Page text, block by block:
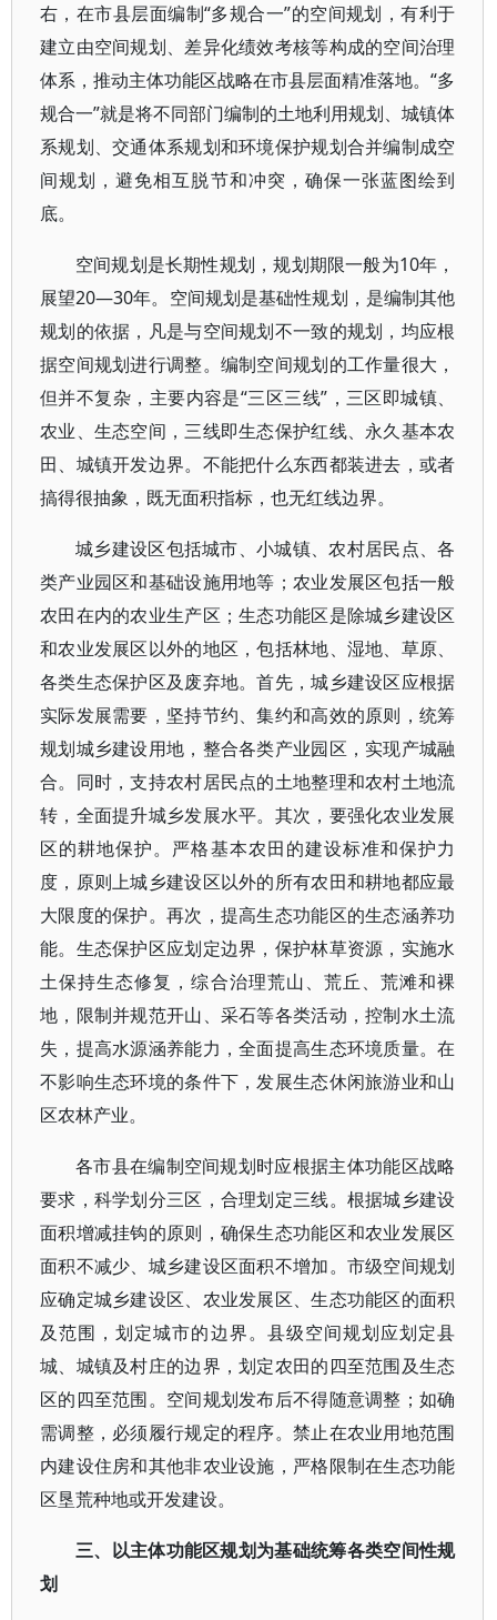
右，在市县层面编制“多规合一”的空间规划，有利于
建立由空间规划、差异化绩效考核等构成的空间治理
体系，推动主体功能区战略在市县层面精准落地。“多
规合一”就是将不同部门编制的土地利用规划、城镇体
系规划、交通体系规划和环境保护规划合并编制成空
间规划，避免相互脱节和冲突，确保一张蓝图绘到
底。
空间规划是长期性规划，规划期限一般为10年，
展望20—30年。空间规划是基础性规划，是编制其他
规划的依据，凡是与空间规划不一致的规划，均应根
据空间规划进行调整。编制空间规划的工作量很大，
但并不复杂，主要内容是“三区三线”，三区即城镇、
农业、生态空间，三线即生态保护红线、永久基本农
田、城镇开发边界。不能把什么东西都装进去，或者
搞得很抽象，既无面积指标，也无红线边界。
城乡建设区包括城市、小城镇、农村居民点、各
类产业园区和基础设施用地等；农业发展区包括一般
农田在内的农业生产区；生态功能区是除城乡建设区
和农业发展区以外的地区，包括林地、湿地、草原、
各类生态保护区及废弃地。首先，城乡建设区应根据
实际发展需要，坚持节约、集约和高效的原则，统筹
规划城乡建设用地，整合各类产业园区，实现产城融
合。同时，支持农村居民点的土地整理和农村土地流
转，全面提升城乡发展水平。其次，要强化农业发展
区的耕地保护。严格基本农田的建设标准和保护力
度，原则上城乡建设区以外的所有农田和耕地都应最
大限度的保护。再次，提高生态功能区的生态涵养功
能。生态保护区应划定边界，保护林草资源，实施水
土保持生态修复，综合治理荒山、荒丘、荒滩和裸
地，限制并规范开山、采石等各类活动，控制水土流
失，提高水源涵养能力，全面提高生态环境质量。在
不影响生态环境的条件下，发展生态休闲旅游业和山
区农林产业。
各市县在编制空间规划时应根据主体功能区战略
要求，科学划分三区，合理划定三线。根据城乡建设
面积增减挂钩的原则，确保生态功能区和农业发展区
面积不减少、城乡建设区面积不增加。市级空间规划
应确定城乡建设区、农业发展区、生态功能区的面积
及范围，划定城市的边界。县级空间规划应划定县
城、城镇及村庄的边界，划定农田的四至范围及生态
区的四至范围。空间规划发布后不得随意调整；如确
需调整，必须履行规定的程序。禁止在农业用地范围
内建设住房和其他非农业设施，严格限制在生态功能
区垦荒种地或开发建设。
三、以主体功能区规划为基础统筹各类空间性规
划